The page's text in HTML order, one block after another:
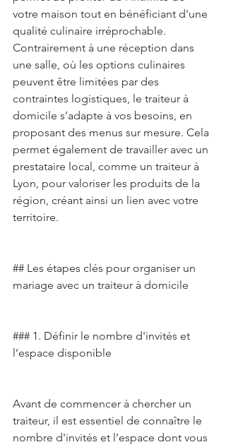
votre maison tout en bénéficiant d'une
qualité culinaire irréprochable.
Contrairement à une réception dans
une salle, où les options culinaires
peuvent être limitées par des
contraintes logistiques, le traiteur à
domicile s’adapte à vos besoins, en
proposant des menus sur mesure. Cela
permet également de travailler avec un
prestataire local, comme un traiteur à
Lyon, pour valoriser les produits de la
région, créant ainsi un lien avec votre
territoire.
## Les étapes clés pour organiser un
mariage avec un traiteur à domicile
### 1. Définir le nombre d'invités et
l’espace disponible
Avant de commencer à chercher un
traiteur, il est essentiel de connaître le
nombre d'invités et l’espace dont vous